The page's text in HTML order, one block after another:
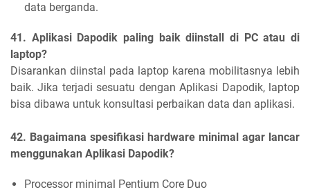
data berganda.
41. Aplikasi Dapodik paling baik diinstall di PC atau di
laptop?
Disarankan diinstal pada laptop karena mobilitasnya lebih
baik. Jika terjadi sesuatu dengan Aplikasi Dapodik, laptop
bisa dibawa untuk konsultasi perbaikan data dan aplikasi.
42. Bagaimana spesifikasi hardware minimal agar lancar
menggunakan Aplikasi Dapodik?
Processor minimal Pentium Core Duo